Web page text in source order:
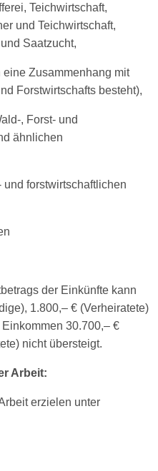
Teichwirtschaft,
und Teichwirtschaft,
Saatzucht,
Zusammenhang mit
Forstwirtschafts besteht),
, Forst- und
ähnlichen
forstwirtschaftlichen
der Einkünfte kann
1.800,– € (Verheiratete)
30.700,– €
nicht übersteigt.
Arbeit:
erzielen unter